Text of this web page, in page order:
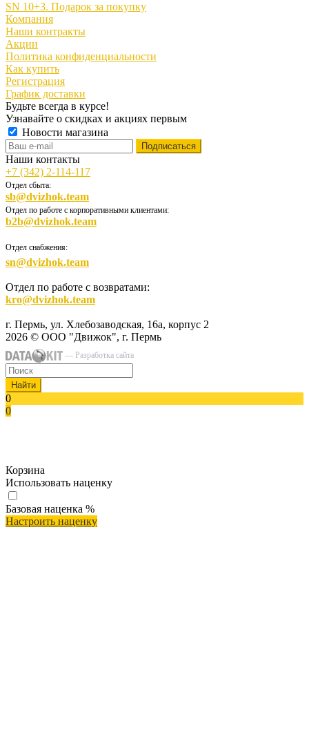
SN 10+3. Подарок за покупку
Компания
Наши контракты
Акции
Политика конфиденциальности
Как купить
Регистрация
График доставки
Будьте всегда в курсе!
Узнавайте о скидках и акциях первым
Новости магазина
Наши контакты
+7 (342) 2-114-117
Отдел сбыта:
sb@dvizhok.team
Отдел по работе с корпоративными клиентами:
b2b@dvizhok.team
Отдел снабжения:
sn@dvizhok.team
Отдел по работе с возвратами:
kro@dvizhok.team
г. Пермь, ул. Хлебозаводская, 16а, корпус 2
2026 © ООО "Движок", г. Пермь
— Разработка сайта
Найти
0
0
Корзина
Использовать наценку
Базовая наценка %
Настроить наценку